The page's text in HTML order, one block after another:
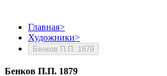
Главная>
Художники>
Бенков П.П. 1879
Бенков П.П. 1879